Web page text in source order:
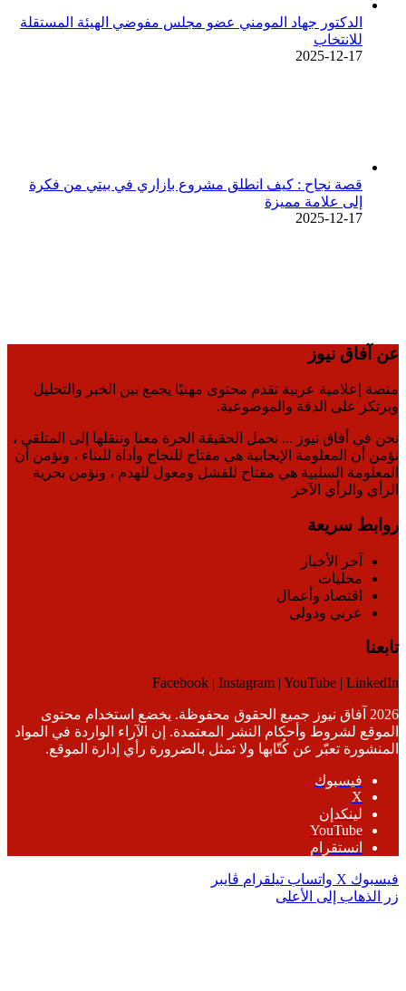
الدكتور جهاد المومني عضو مجلس مفوضي الهيئة المستقلة
للانتخاب
2025-12-17
قصة نجاح : كيف انطلق مشروع بازاري في بيتي من فكرة
إلى علامة مميزة
2025-12-17
عن آفاق نيوز
منصة إعلامية عربية تقدم محتوى مهنيًا يجمع بين الخبر والتحليل
ويرتكز على الدقة والموضوعية.
نحن في أفاق نيوز ... نحمل الحقيقة الحرة معنا وننقلها إلى المتلقي ،
نؤمن أن المعلومة الإيجابية هي مفتاح للنجاح وأداة للبناء ، ونؤمن أن
المعلومة السلبية هي مفتاح للفشل ومعول للهدم ، ونؤمن بحرية
الرأي والرأي الآخر
روابط سريعة
آخر الأخبار
محليات
اقتصاد وأعمال
عربي ودولي
تابعنا
Facebook | Instagram | YouTube | LinkedIn
2026 آفاق نيوز جميع الحقوق محفوظة. يخضع استخدام محتوى
الموقع لشروط وأحكام النشر المعتمدة. إن الآراء الواردة في المواد
المنشورة تعبّر عن كُتّابها ولا تمثل بالضرورة رأي إدارة الموقع.
فيسبوك
‫X
لينكدإن
‫YouTube
انستقرام
فيسبوك ‫X واتساب تيلقرام ڤايبر
زر الذهاب إلى الأعلى